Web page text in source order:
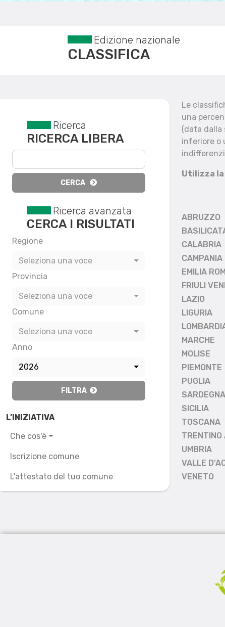
Edizione nazionale
CLASSIFICA
Reset filtri
Ricerca
RICERCA LIBERA
CERCA
Ricerca avanzata
CERCA I RISULTATI
Regione
Seleziona una voce
Provincia
Seleziona una voce
Comune
Seleziona una voce
Anno
2026
FILTRA
L’INIZIATIVA
Che cos'è
Iscrizione comune
L'attestato del tuo comune
Le
una
(data dalla
inferiore o
Utilizza
ABRUZZO
CALABRIA
CAMPANIA
EMILIA
FRIULI
LAZIO
LIGURIA
MARCHE
MOLISE
PIEMONTE
PUGLIA
SARDEGNA
SICILIA
TOSCANA
TRENTINO
UMBRIA
VALLE
VENETO